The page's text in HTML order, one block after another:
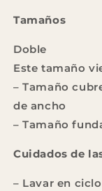
Tamaños
Doble
Este tamaño
– Tamaño
de ancho
– Tamaño
Cuidados de
– Lavar en